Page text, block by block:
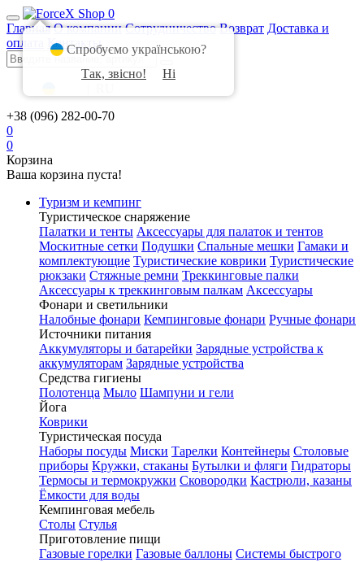
0
Главная О компании Сотрудничество Возврат Доставка и
оплата
Контакты
+38 (096) 282-00-70
0
0
Корзина
Ваша корзина пуста!
Туризм и кемпинг
Туристическое снаряжение
Палатки и тенты Аксессуары для палаток и тентов
Москитные сетки Подушки Спальные мешки Гамаки и
комплектующие Туристические коврики Туристические
рюкзаки Стяжные ремни Треккинговые палки
Аксессуары к треккинговым палкам Аксессуары
Фонари и светильники
Налобные фонари Кемпинговые фонари Ручные фонари
Источники питания
Аккумуляторы и батарейки Зарядные устройства к
аккумуляторам Зарядные устройства
Средства гигиены
Полотенца Мыло Шампуни и гели
Йога
Коврики
Туристическая посуда
Наборы посуды Миски Тарелки Контейнеры Столовые
приборы Кружки, стаканы Бутылки и фляги Гидраторы
Термосы и термокружки Сковородки Кастрюли, казаны
Ёмкости для воды
Кемпинговая мебель
Столы Стулья
Приготовление пищи
Газовые горелки Газовые баллоны Системы быстрого
Спробуємо українською?
Так, звісно!
Ні